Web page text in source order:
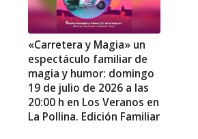
«Carretera y Magia» un
espectáculo familiar de
magia y humor: domingo
19 de julio de 2026 a las
20:00 h en Los Veranos en
La Pollina. Edición Familiar